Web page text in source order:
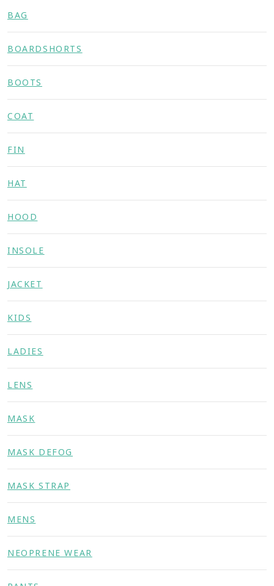
BAG
BOARDSHORTS
BOOTS
COAT
FIN
HAT
HOOD
INSOLE
JACKET
KIDS
LADIES
LENS
MASK
MASK DEFOG
MASK STRAP
MENS
NEOPRENE WEAR